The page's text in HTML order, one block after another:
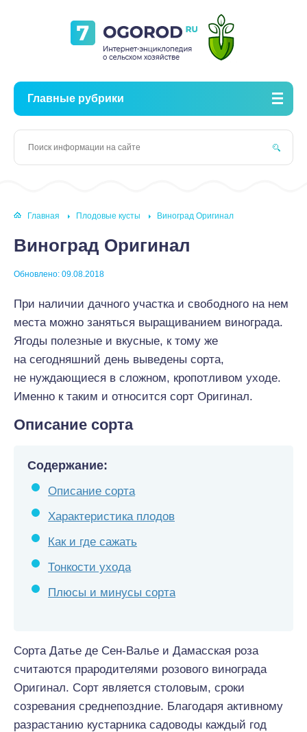
Главные рубрики
Главная Плодовые кусты Виноград Оригинал
Виноград Оригинал
Обновлено: 09.08.2018
При наличии дачного участка и свободного на нем
места можно заняться выращиванием винограда.
Ягоды полезные и вкусные, к тому же
на сегодняшний день выведены сорта,
не нуждающиеся в сложном, кропотливом уходе.
Именно к таким и относится сорт Оригинал.
Описание сорта
Содержание:
Описание сорта
Характеристика плодов
Как и где сажать
Тонкости ухода
Плюсы и минусы сорта
Сорта Датье де Сен-Валье и Дамасская роза
считаются прародителями розового винограда
Оригинал. Сорт является столовым, сроки
созревания среднепоздние. Благодаря активному
разрастанию кустарника садоводы каждый год